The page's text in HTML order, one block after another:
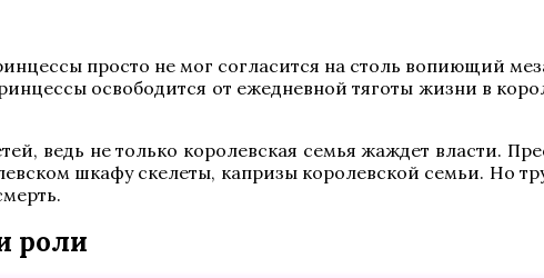
просто не мог согласится на столь вопиющий
освободится от ежедневной тяготы жизни в
ведь не только королевская семья жаждет власти.
шкафу скелеты, капризы королевской семьи. Но
роли